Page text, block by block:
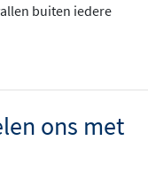
buiten iedere
ons met